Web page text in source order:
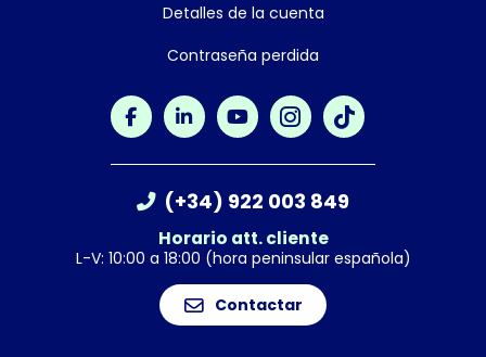
Detalles de la cuenta
Contraseña perdida
(+34) 922 003 849
Horario att. cliente
L-V: 10:00 a 18:00 (hora peninsular española)
Contactar